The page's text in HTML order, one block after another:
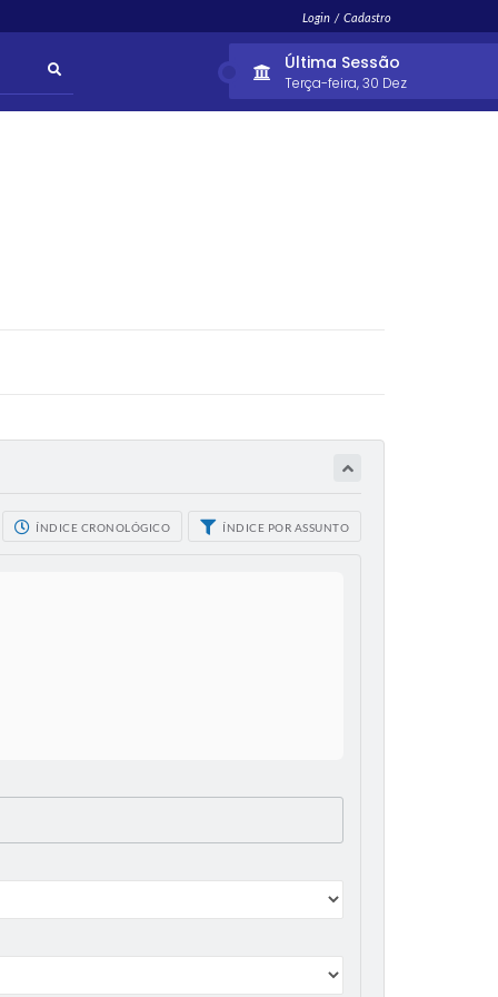
Login / Cadastro
Última Sessão
Terça-feira 30 Dez
ÍNDICE CRONOLÓGICO ÍNDICE POR ASSUNTO